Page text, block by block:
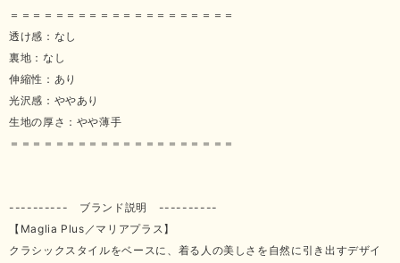
＝＝＝＝＝＝＝＝＝＝＝＝＝＝＝＝＝＝＝＝
透け感：なし
裏地：なし
伸縮性：あり
光沢感：ややあり
生地の厚さ：やや薄手
＝＝＝＝＝＝＝＝＝＝＝＝＝＝＝＝＝＝＝＝
---------- ブランド説明 ----------
【Maglia Plus／マリアプラス】
クラシックスタイルをベースに、着る人の美しさを自然に引き出すデザイ